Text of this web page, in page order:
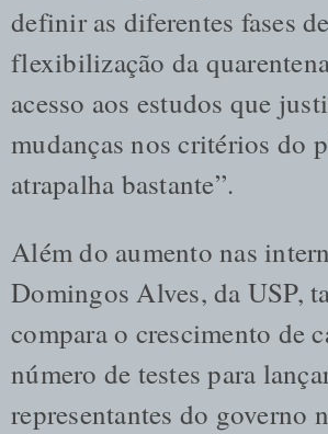
definir as diferentes fases de
flexibilização da
acesso aos estudos que
mudanças nos critérios do
atrapalha bastante”.
Além do aumento nas
Domingos Alves, da USP,
compara o crescimento de
número de testes para
representantes do governo